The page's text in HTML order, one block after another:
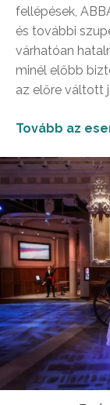
fellépések,
és további
várhatóan
minél előbb
az előre váltott
Tovább az